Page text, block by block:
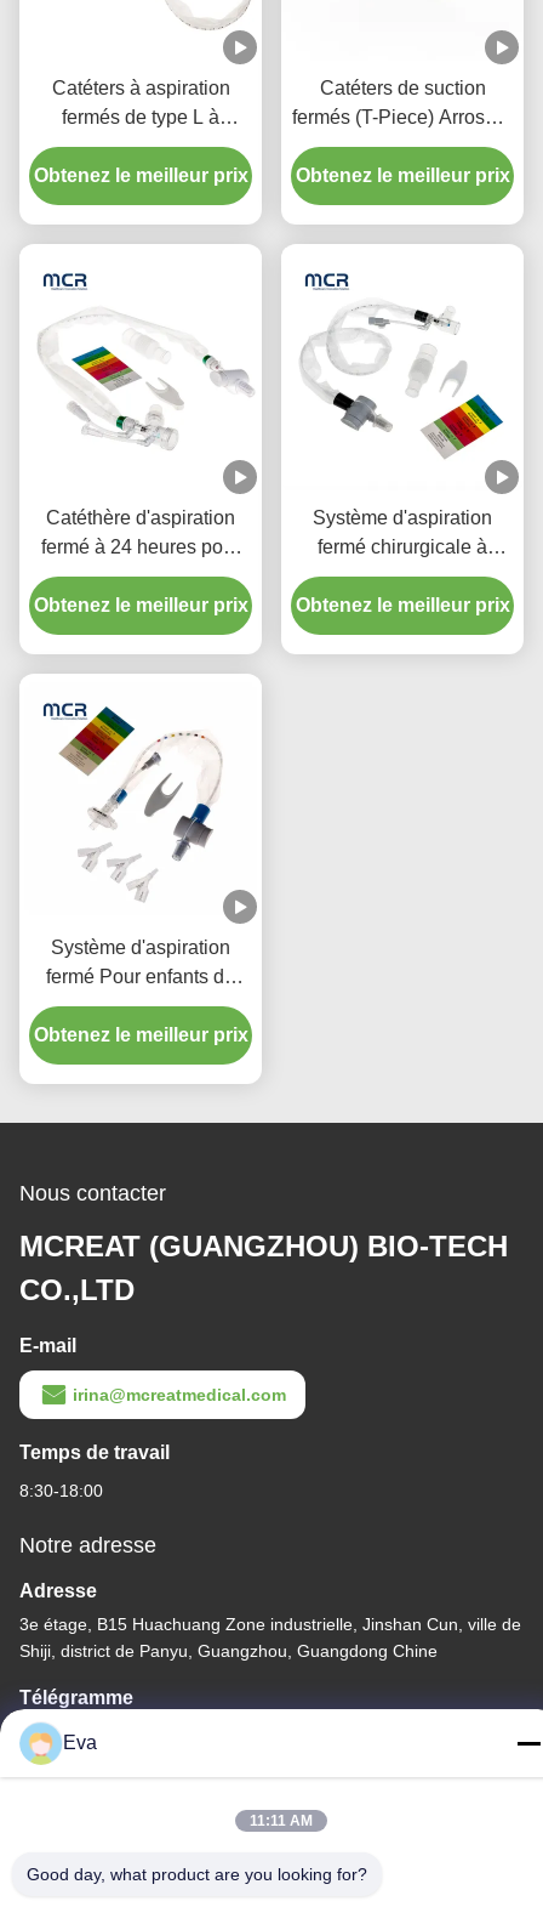
Catéters à aspiration
fermés de type L à
rinçage automatique 10 à
72 heures Coude pivotant
double pour l'hôpital
Obtenez le meilleur prix
Catéters de suction
fermés (T-Piece) Arroseur
automatique 72H Pour
adulte
Obtenez le meilleur prix
Catéthère d'aspiration
fermé à 24 heures pour
enfant avec trois
connecteurs en pièce Y
Obtenez le meilleur prix
Système d'aspiration
fermé chirurgicale à
usage unique Nouveaux-
nés/pédiatrie-coudes
Obtenez le meilleur prix
Système d'aspiration
fermé Pour enfants de
type 72H
Obtenez le meilleur prix
Nous contacter
MCREAT (GUANGZHOU) BIO-TECH
CO.,LTD
E-mail
irina@mcreatmedical.com
Temps de travail
8:30-18:00
Notre adresse
Adresse
3e étage, B15 Huachuang Zone industrielle, Jinshan Cun, ville de
Shiji, district de Panyu, Guangzhou, Guangdong Chine
Télégramme
86-020-3156-0583
Chine Bonne qualité Système d'aspiration fermé Le fournisseur.
Eva
11:11 AM
Good day, what product are you looking for?